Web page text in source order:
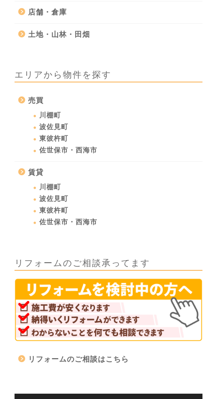
店舗・倉庫
土地・山林・田畑
エリアから物件を探す
売買
川棚町
波佐見町
東彼杵町
佐世保市・西海市
賃貸
川棚町
波佐見町
東彼杵町
佐世保市・西海市
リフォームのご相談承ってます
リフォームのご相談はこちら